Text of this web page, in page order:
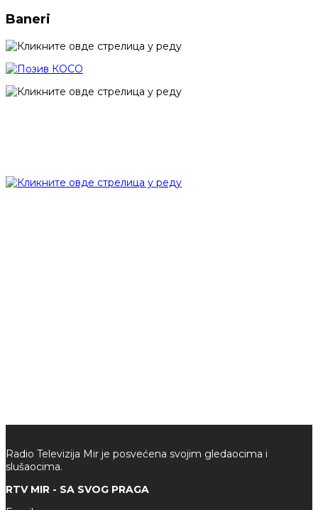
Baneri
Radio Televizija Mir je posvećena svojim gledaocima i
slušaocima.
RTV MIR - SA SVOG PRAGA